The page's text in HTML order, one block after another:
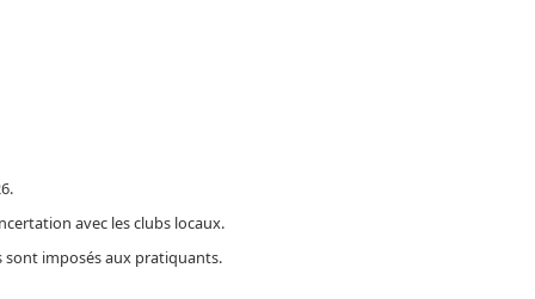
avec les clubs locaux.
sont imposés aux pratiquants.